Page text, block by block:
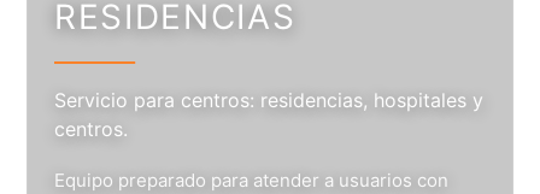
RESIDENCIAS
Servicio para centros: residencias, hospitales y
centros.
Equipo preparado para atender a usuarios con